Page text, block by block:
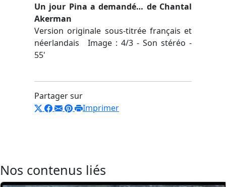
Un jour Pina a demandé… de Chantal
Akerman
Version originale sous-titrée français et
néerlandais Image : 4/3 - Son stéréo -
55'
Partager sur
Imprimer
Nos contenus liés